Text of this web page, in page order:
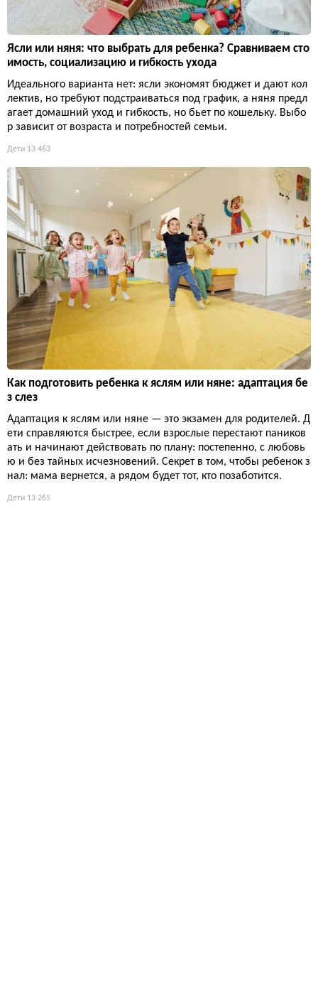
Ясли или няня: что выбрать для ребенка? Сравниваем сто
имость, социализацию и гибкость ухода
Идеального варианта нет: ясли экономят бюджет и дают кол
лектив, но требуют подстраиваться под график, а няня предл
агает домашний уход и гибкость, но бьет по кошельку. Выбо
р зависит от возраста и потребностей семьи.
Дети 13 463
Как подготовить ребенка к яслям или няне: адаптация бе
з слез
Адаптация к яслям или няне — это экзамен для родителей. Д
ети справляются быстрее, если взрослые перестают паников
ать и начинают действовать по плану: постепенно, с любовь
ю и без тайных исчезновений. Секрет в том, чтобы ребенок з
нал: мама вернется, а рядом будет тот, кто позаботится.
Дети 13 265